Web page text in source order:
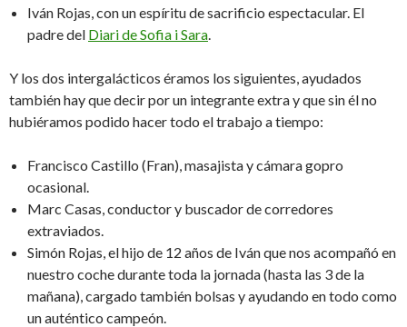
Iván Rojas, con un espíritu de sacrificio espectacular. El
padre del Diari de Sofia i Sara
Y los dos intergalácticos éramos los siguientes, ayudados
también hay que decir por un integrante extra y que sin él no
hubiéramos podido hacer todo el trabajo a tiempo:
Francisco Castillo (Fran), masajista y cámara gopro
ocasional.
Marc Casas, conductor y buscador de corredores
extraviados.
Simón Rojas, el hijo de 12 años de Iván que nos acompañó en
nuestro coche durante toda la jornada (hasta las 3 de la
mañana), cargado también bolsas y ayudando en todo como
un auténtico campeón.